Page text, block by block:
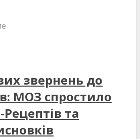
звернень до
МОЗ спростило
та